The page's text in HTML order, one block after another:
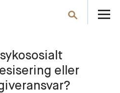
Søk
eller